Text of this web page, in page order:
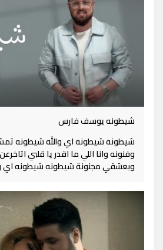
شيطونه يوسف فارس
شيطونه شيطونه اي والله شيطونه
وفنونه وانا اللي ما اقدر يا قلبي
وبعشقي مجنونة شيطونه شيطونه اي